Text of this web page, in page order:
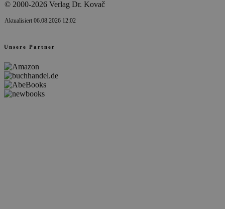
© 2000-2026 Verlag Dr. Kovač
Aktualisiert 06.08.2026 12:02
Unsere Partner